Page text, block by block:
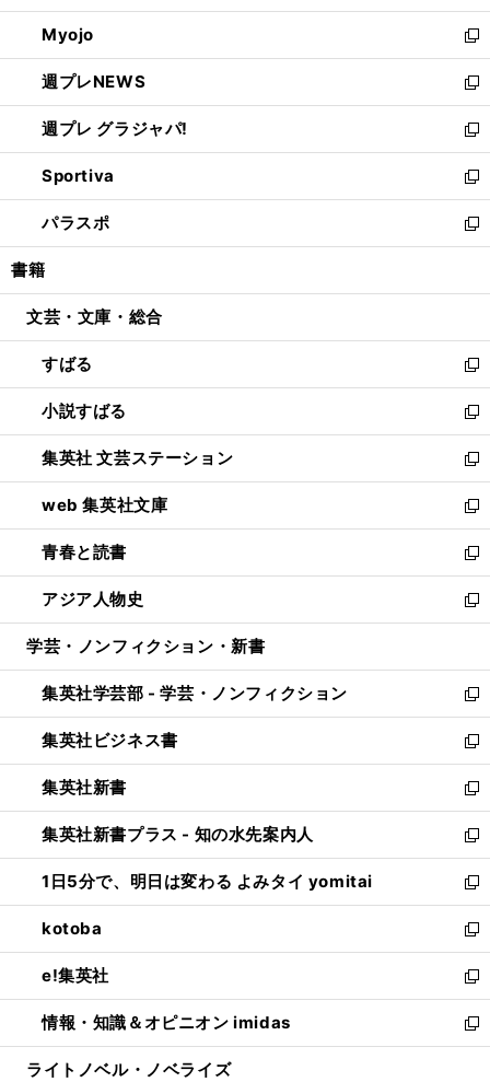
開
く
ウ
で
開
く
ン
ド
ウ
で
開
く
ウ
ィ
ン
ド
ウ
で
開
く
Myojo
新
し
い
ウ
ィ
ン
ド
ウ
で
開
週プレNEWS
新
し
い
ウ
ィ
ン
ド
ウ
開
週プレ グラジャパ!
新
し
い
ウ
ィ
ン
ウ
開
く
Sportiva
新
し
い
ウ
ン
ウ
で
開
く
パラスポ
新
し
ウ
ン
ド
ウ
で
開
く
書籍
文芸・文庫・総合
すばる
新
し
い
ウ
ィ
ン
ド
ウ
で
開
く
小説すばる
新
し
い
ウ
ィ
ン
ド
ウ
で
開
集英社 文芸ステーション
新
し
い
ウ
ィ
ン
ド
ウ
開
く
web 集英社文庫
新
し
い
ウ
ィ
ン
ウ
で
開
く
青春と読書
新
し
い
ウ
ン
ド
ウ
で
開
く
アジア人物史
新
し
ウ
ィ
ン
ド
ウ
で
開
く
学芸・ノンフィクション・新書
集英社学芸部 - 学芸・ノンフィクション
新
し
い
ウ
ィ
ン
ド
ウ
で
開
く
集英社ビジネス書
新
し
い
ウ
ィ
ン
ド
ウ
で
開
く
集英社新書
新
し
い
ウ
ィ
ン
ド
ウ
で
開
く
集英社新書プラス - 知の水先案内人
新
し
い
ウ
ィ
ン
ド
ウ
で
開
1日5分で、明日は変わる よみタイ yomitai
新
し
い
ウ
ィ
ン
ド
ウ
kotoba
新
し
い
ウ
ィ
ン
e!集英社
新
し
い
ウ
情報・知識＆オピニオン imidas
新
し
ライトノベル・ノベライズ